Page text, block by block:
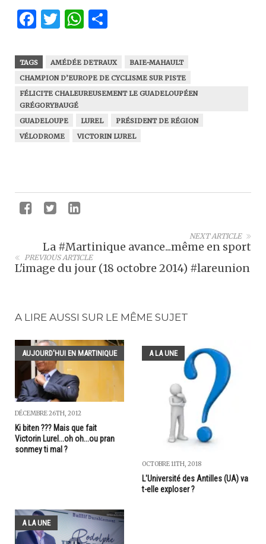
Facebook
Twitter
WhatsApp
TAGS AMÉDÉE DETRAUX
BAIE-MAHAULT
CHAMPION D’EUROPE DE CYCLISME SUR PISTE
FÉLICITE CHALEUREUSEMENT LE GUADELOUPÉEN
GRÉGORYBAUGÉ
GUADELOUPE
LUREL
PRÉSIDENT DE RÉGION
VÉLODROME
VICTORIN LUREL
NEXT ARTICLE
La #Martinique avance...même en sport
PREVIOUS ARTICLE
L'image du jour (18 octobre 2014) #lareunion
A LIRE AUSSI SUR LE MÊME SUJET
AUJOURD'HUI EN MARTINIQUE
DÉCEMBRE 26TH, 2012
Ki biten ??? Mais que fait
Victorin Lurel...oh oh...ou pran
sonmey ti mal ?
A LA UNE
OCTOBRE 11TH, 2018
L'Université des Antilles (UA) va
t-elle exploser ?
A LA UNE